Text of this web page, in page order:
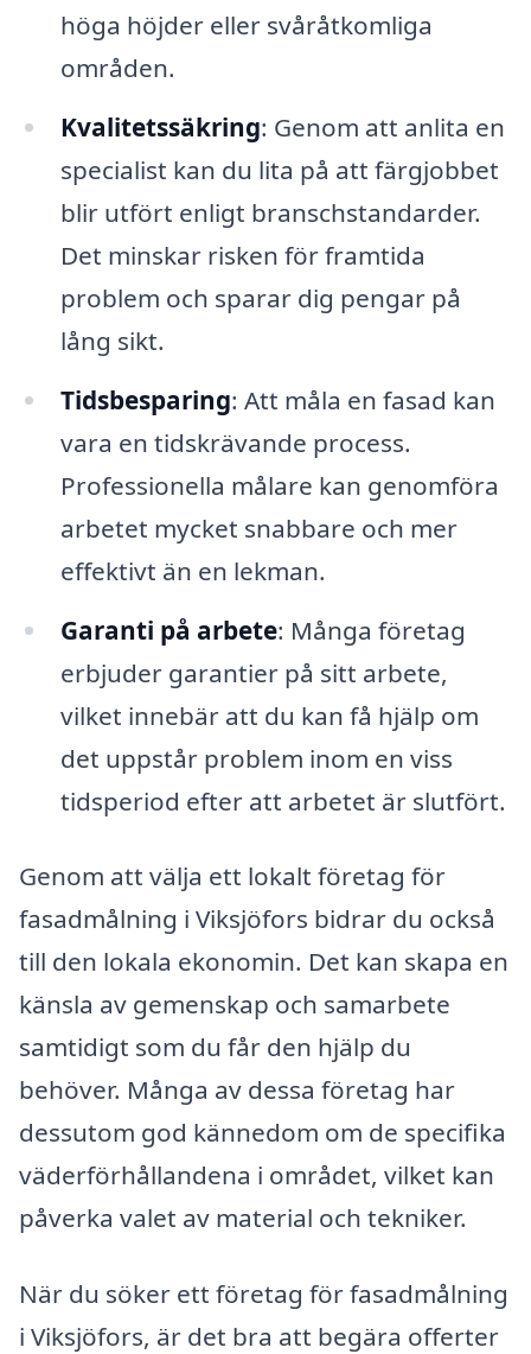
höga höjder eller svåråtkomliga
områden.
Kvalitetssäkring: Genom att anlita en
specialist kan du lita på att färgjobbet
blir utfört enligt branschstandarder.
Det minskar risken för framtida
problem och sparar dig pengar på
lång sikt.
Tidsbesparing: Att måla en fasad kan
vara en tidskrävande process.
Professionella målare kan genomföra
arbetet mycket snabbare och mer
effektivt än en lekman.
Garanti på arbete: Många företag
erbjuder garantier på sitt arbete,
vilket innebär att du kan få hjälp om
det uppstår problem inom en viss
tidsperiod efter att arbetet är slutfört.
Genom att välja ett lokalt företag för
fasadmålning i Viksjöfors bidrar du också
till den lokala ekonomin. Det kan skapa en
känsla av gemenskap och samarbete
samtidigt som du får den hjälp du
behöver. Många av dessa företag har
dessutom god kännedom om de specifika
väderförhållandena i området, vilket kan
påverka valet av material och tekniker.
När du söker ett företag för fasadmålning
i Viksjöfors, är det bra att begära offerter